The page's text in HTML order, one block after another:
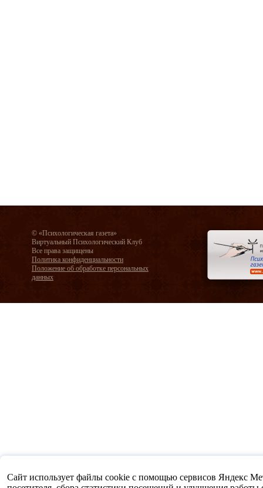
© «Психологическая газета»
Виртуальный Психологический Клуб
Все права защищены
Политика конфиденциальности
Положение об обработке персональных
данных
Сайт использует файлы cookie с помощью сервисов Яндекс